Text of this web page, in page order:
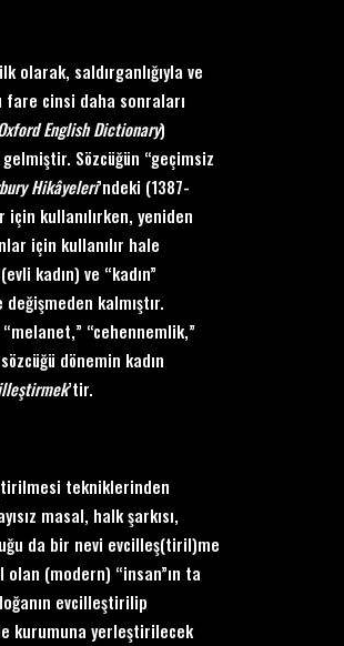
olarak, saldırganlığıyla ve
fare cinsi daha sonraları
English Dictionary)
Sözcüğün “geçimsiz
Hikâyeleri’ndeki (1387-
için kullanılırken, yeniden
için kullanılır hale
kadın) ve “kadın”
kalmıştır.
“melanet,” “cehennemlik,”
dönemin kadın
ştirmek’tir.
tekniklerinden
masal, halk şarkısı,
da bir nevi evcilleş(tiril)me
(modern) “insan”ın ta
evcilleştirilip
kurumuna yerleştirilecek